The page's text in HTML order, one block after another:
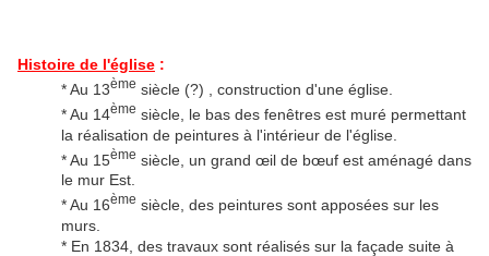
Histoire de l'église :
* Au 13ème siècle (?)
, construction d'une église.
* Au 14ème siècle, le bas des fenêtres est muré permettant
la réalisation de peintures à l'intérieur de l'église.
* Au 15ème siècle, un grand œil de bœuf est aménagé dans
le mur Est.
* Au 16ème siècle, des peintures sont apposées sur les
murs.
* En 1834, des travaux sont réalisés sur la façade suite à